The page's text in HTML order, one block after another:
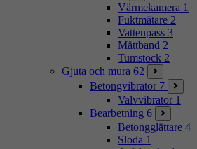
Värmekamera 1
Fuktmätare 2
Vattenpass 3
Måttband 2
Tumstock 2
Gjuta och mura 62
Betongvibrator 7
Valvvibrator 1
Bearbetning 6
Betongglättare 4
Sloda 1